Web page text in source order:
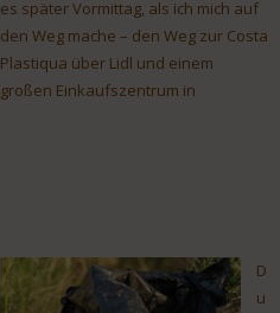
es später Vormittag, als ich mich auf
den Weg mache – den Weg zur Costa
Plastiqua über Lidl und einem
großen Einkaufszentrum in
D
u